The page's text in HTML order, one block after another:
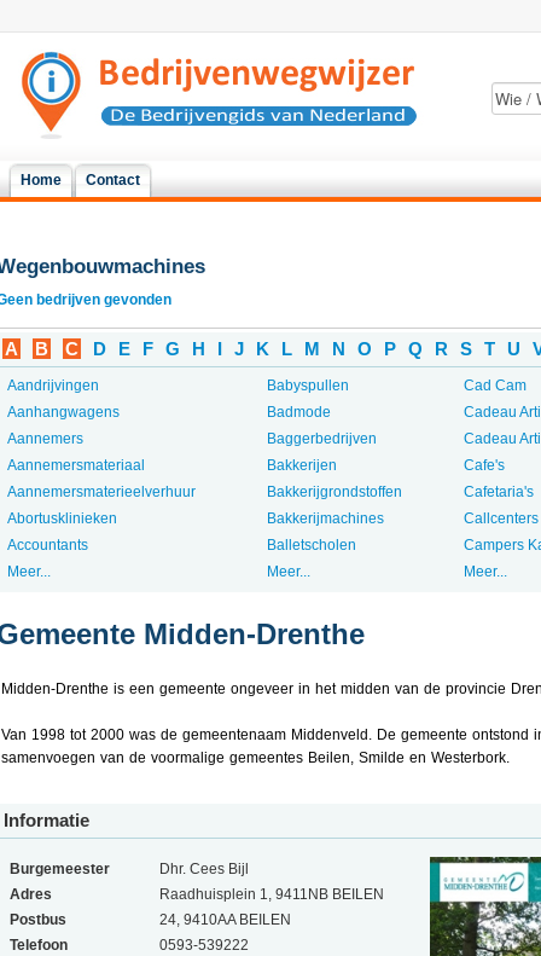
Home Contact
bedrijven gevonden
A B C D E F G H I J K L M N O P Q R S T U
Aandrijvingen
Aanhangwagens
Aannemers
Aannemersmateriaal
Aannemersmaterieelverhuur
Abortusklinieken
Accountants
Meer...
Babyspullen
Badmode
Baggerbedrijven
Bakkerijen
Bakkerijgrondstoffen
Bakkerijmachines
Balletscholen
Meer...
Cad Cam
Cadeau
Cadeau
Cafe's
Cafetaria's
Callcenters
Campers
Meer...
Midden-Drenthe
Midden-Drenthe is een gemeente ongeveer in het midden van de provincie
Van 1998 tot 2000 was de gemeentenaam Middenveld. De gemeente ontstond
samenvoegen van de voormalige gemeentes Beilen, Smilde en Westerbork.
Informatie
Burgemeester
Dhr. Cees Bijl
Adres
Raadhuisplein 1, 9411NB BEILEN
Postbus
24, 9410AA BEILEN
Telefoon
0593-539222